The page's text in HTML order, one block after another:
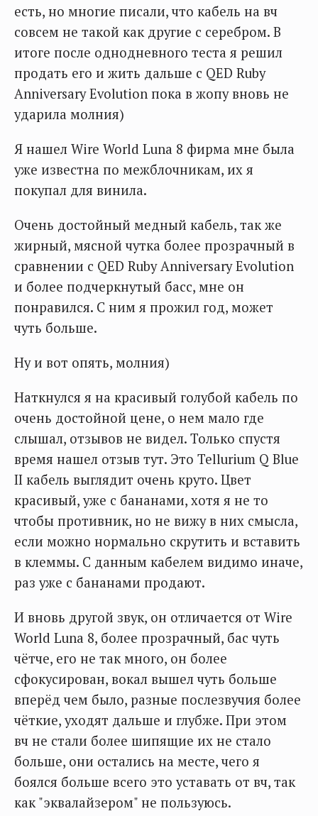
есть, но многие писали, что кабель на вч
совсем не такой как другие с серебром. В
итоге после однодневного теста я решил
продать его и жить дальше с QED Ruby
Anniversary Evolution пока в жопу вновь не
ударила молния)
Я нашел Wire World Luna 8 фирма мне была
уже известна по межблочникам, их я
покупал для винила.
Очень достойный медный кабель, так же
жирный, мясной чутка более прозрачный в
сравнении с QED Ruby Anniversary Evolution
и более подчеркнутый басс, мне он
понравился. С ним я прожил год, может
чуть больше.
Ну и вот опять, молния)
Наткнулся я на красивый голубой кабель по
очень достойной цене, о нем мало где
слышал, отзывов не видел. Только спустя
время нашел отзыв тут. Это Tellurium Q Blue
II кабель выглядит очень круто. Цвет
красивый, уже с бананами, хотя я не то
чтобы противник, но не вижу в них смысла,
если можно нормально скрутить и вставить
в клеммы. С данным кабелем видимо иначе,
раз уже с бананами продают.
И вновь другой звук, он отличается от Wire
World Luna 8, более прозрачный, бас чуть
чётче, его не так много, он более
сфокусирован, вокал вышел чуть больше
вперёд чем было, разные послезвучия более
чёткие, уходят дальше и глубже. При этом
вч не стали более шипящие их не стало
больше, они остались на месте, чего я
боялся больше всего это уставать от вч, так
как "эквалайзером" не пользуюсь.